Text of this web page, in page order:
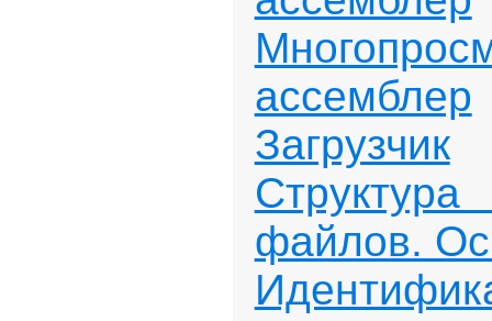
ассемблер
Загрузчик
файлов.